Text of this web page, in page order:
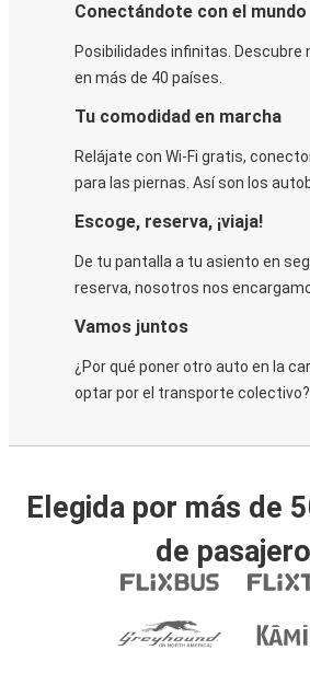
Conectándote con el mundo
Posibilidades infinitas. Descubre
en más de 40 países.
Tu comodidad en marcha
Relájate con Wi-Fi gratis,
para las piernas. Así son los
Escoge, reserva, ¡viaja!
De tu pantalla a tu asiento en
reserva, nosotros nos
Vamos juntos
¿Por qué poner otro auto en la
optar por el transporte colectivo?
Elegida por más de
de